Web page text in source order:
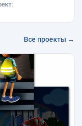
Все проекты →